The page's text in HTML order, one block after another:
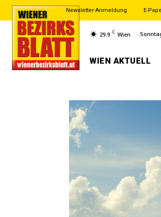
Newsletter-Anmeldung E-
29.9 C Wien
WIEN AKTUELL